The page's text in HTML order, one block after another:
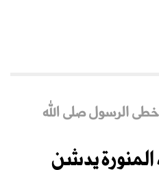
الرسول صلى الله
المنورة يدشن